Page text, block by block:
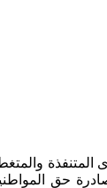
المتنفذة
حق